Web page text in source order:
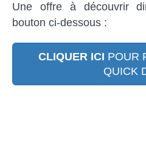
Une offre à découvrir
bouton ci-dessous :
CLIQUER ICI POUR
QUICK